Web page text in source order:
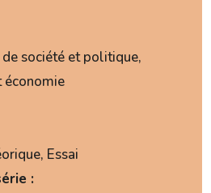
de société et politique,
économie
Essai
: